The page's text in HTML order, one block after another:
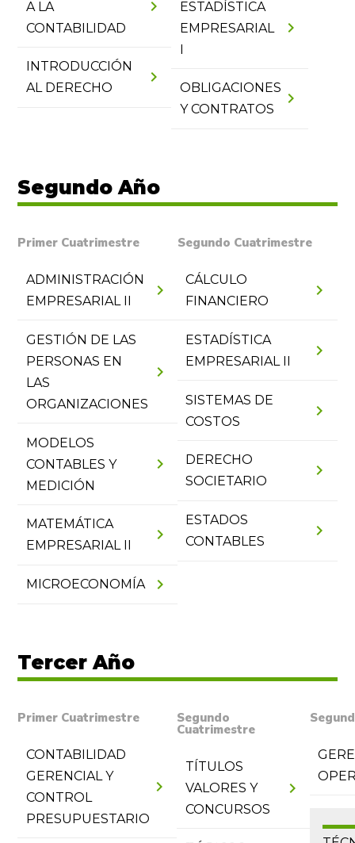
A LA
CONTABILIDAD
chevron_right
INTRODUCCIÓN
AL DERECHO
chevron_right
ESTADÍSTICA
EMPRESARIAL
I
chevron_right
OBLIGACIONES
Y CONTRATOS
chevron_right
Segundo Año
Primer Cuatrimestre
ADMINISTRACIÓN
EMPRESARIAL II
chevron_right
GESTIÓN DE LAS
PERSONAS EN
LAS
ORGANIZACIONES
chevron_right
MODELOS
CONTABLES Y
MEDICIÓN
chevron_right
MATEMÁTICA
EMPRESARIAL II
chevron_right
MICROECONOMÍA chevron_right
Segundo Cuatrimestre
CÁLCULO
FINANCIERO
chevron_right
ESTADÍSTICA
EMPRESARIAL II
chevron_right
SISTEMAS DE
COSTOS
chevron_right
DERECHO
SOCIETARIO
chevron_right
ESTADOS
CONTABLES
chevron_right
Tercer Año
Primer Cuatrimestre
CONTABILIDAD
GERENCIAL Y
CONTROL
PRESUPUESTARIO
chevron_right
Segundo
Cuatrimestre
TÍTULOS
VALORES Y
CONCURSOS
chevron_right